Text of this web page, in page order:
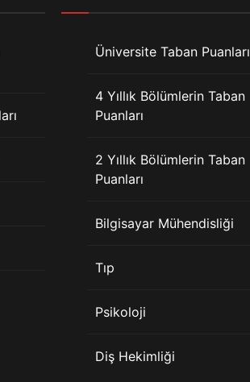
Üniversite Taban Puanları
4 Yıllık Bölümlerin Taban
Puanları
2 Yıllık Bölümlerin Taban
Puanları
Bilgisayar Mühendisliği
Tıp
Psikoloji
Diş Hekimliği